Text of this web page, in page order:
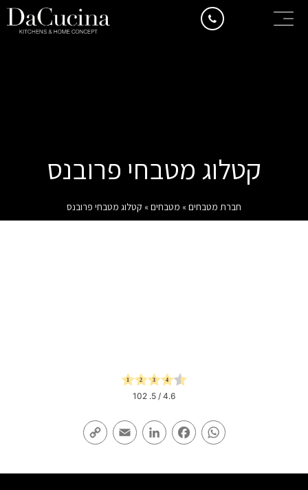
קטלוג מטבחי פרובנס
חברת מטבחים» מטבחים» קטלוג מטבחי פרובנס
4.6
/ 5.
102
WhatsApp
Facebook
LinkedIn
Email